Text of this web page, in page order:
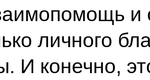
и
личного
И конечно,